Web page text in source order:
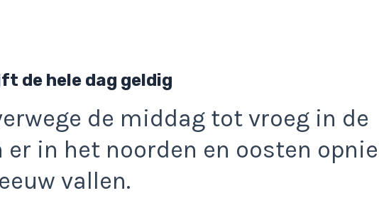
de hele dag geldig
de middag tot vroeg in de
er in het noorden en oosten
vallen.